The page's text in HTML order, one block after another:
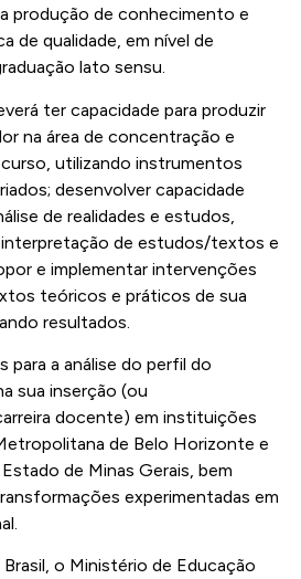
produção de conhecimento e
de qualidade, em nível de
lato sensu.
ter capacidade para produzir
na área de concentração e
utilizando instrumentos
desenvolver capacidade
de realidades e estudos,
interpretação de estudos/textos e
e implementar intervenções
teóricos e práticos de sua
resultados.
para a análise do perfil do
sua inserção (ou
docente) em instituições
de Belo Horizonte e
de Minas Gerais, bem
experimentadas em
o Ministério de Educação